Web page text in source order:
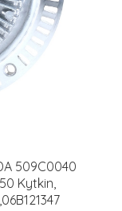
509C0040
Kytkin,